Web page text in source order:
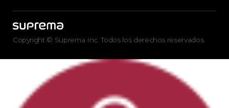
Copyright © Suprema Inc. Todos los derechos reservados.